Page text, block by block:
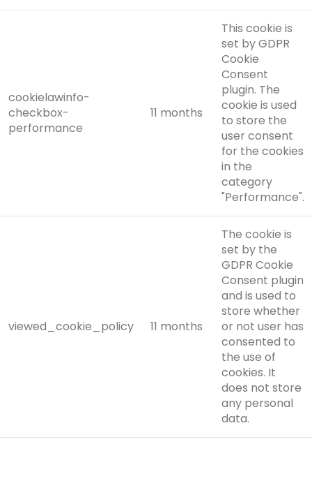
cookielawinfo-
checkbox-
performance
11 months
This cookie is
set by GDPR
Cookie
Consent
plugin. The
cookie is used
to store the
user consent
for the cookies
in the
category
"Performance".
viewed_cookie_policy 11 months
The cookie is
set by the
GDPR Cookie
Consent plugin
and is used to
store whether
or not user has
consented to
the use of
cookies. It
does not store
any personal
data.